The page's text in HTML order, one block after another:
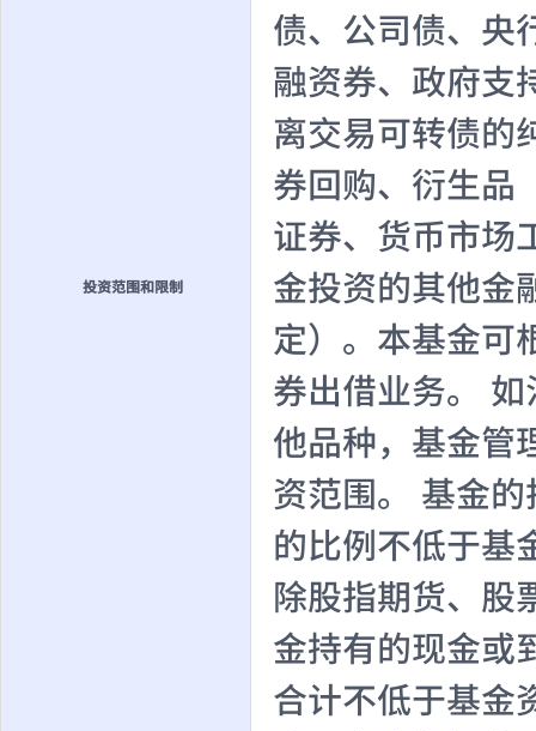
投资范围和限制
债、公司债、央
融资券、政府支
离交易可转债的
券回购、衍生品
证券、货币市场
金投资的其他金
定）。本基金可
券出借业务。
他品种，基金管
资范围。 基金
的比例不低于基
除股指期货、股
金持有的现金或
合计不低于基金